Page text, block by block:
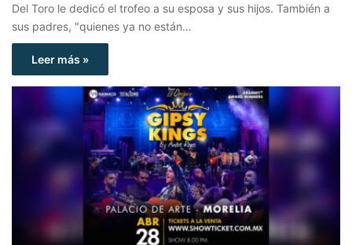
Del Toro le dedicó el trofeo a su esposa y sus hijos. También a
sus padres, "quienes ya no están…
Leer más »